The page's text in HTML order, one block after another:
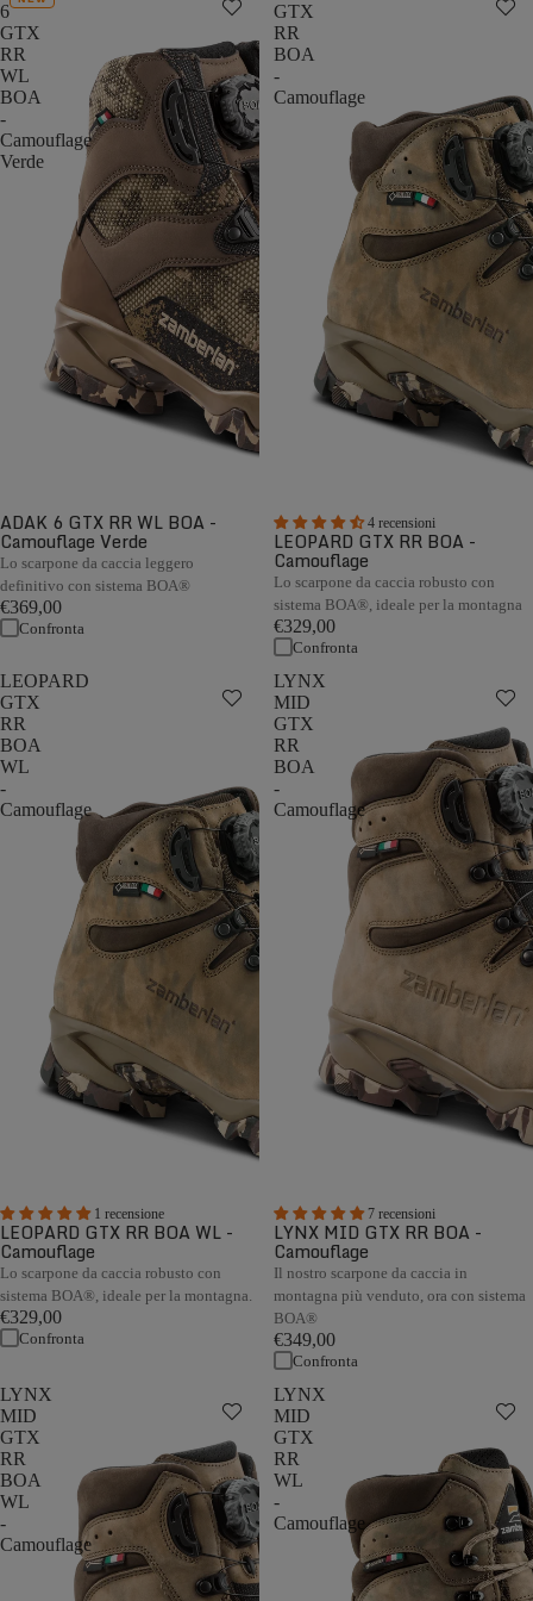
6
GTX
RR
WL
BOA
-
Camouflage
Verde
ADAK 6 GTX RR WL BOA -
Camouflage Verde
Lo scarpone da caccia leggero
definitivo con sistema BOA®
€369,00
Confronta
GTX
RR
BOA
-
Camouflage
4 recensioni
LEOPARD GTX RR BOA -
Camouflage
Lo scarpone da caccia robusto con
sistema BOA®, ideale per la montagna
€329,00
Confronta
LEOPARD
GTX
RR
BOA
WL
-
Camouflage
1 recensione
LEOPARD GTX RR BOA WL -
Camouflage
Lo scarpone da caccia robusto con
sistema BOA®, ideale per la montagna.
€329,00
Confronta
LYNX
MID
GTX
RR
BOA
-
Camouflage
7 recensioni
LYNX MID GTX RR BOA -
Camouflage
Il nostro scarpone da caccia in
montagna più venduto, ora con sistema
BOA®
€349,00
Confronta
LYNX
MID
GTX
RR
BOA
WL
-
Camouflage
LYNX
MID
GTX
RR
WL
-
Camouflage